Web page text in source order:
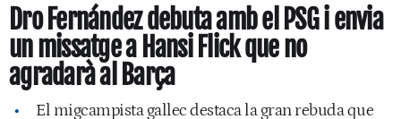
Dro Fernández debuta amb el PSG i envia
un missatge a Hansi Flick que no
agradarà al Barça
El migcampista gallec destaca la gran rebuda que